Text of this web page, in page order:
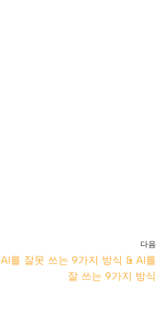
다음
AI를 잘못 쓰는 9가지 방식 & AI를
잘 쓰는 9가지 방식